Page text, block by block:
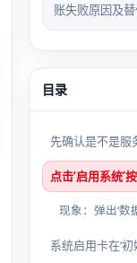
账失败原因及替
目录
先确认是不是服
点击‘启用系统’
现象：弹出‘数
系统启用卡在‘